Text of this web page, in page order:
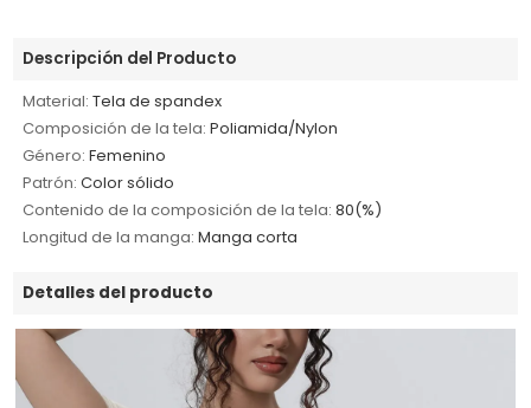
Descripción del Producto
Material: Tela de spandex
Composición de la tela: Poliamida/Nylon
Género: Femenino
Patrón: Color sólido
Contenido de la composición de la tela: 80(%)
Longitud de la manga: Manga corta
Detalles del producto